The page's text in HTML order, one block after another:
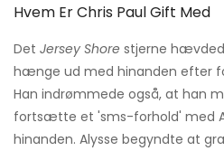
Hvem Er Chris Paul Gift Med
Det Jersey Shore stjerne
hænge ud med hinanden efter
Han indrømmede også, at han
fortsætte et 'sms-forhold' med
hinanden. Alysse begyndte at